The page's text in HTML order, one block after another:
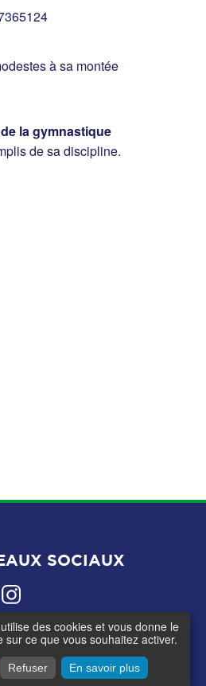
à sa montée
la gymnastique
de sa discipline.
SOCIAUX
des cookies et vous donne le
sur ce que vous souhaitez activer.
Refuser En savoir plus